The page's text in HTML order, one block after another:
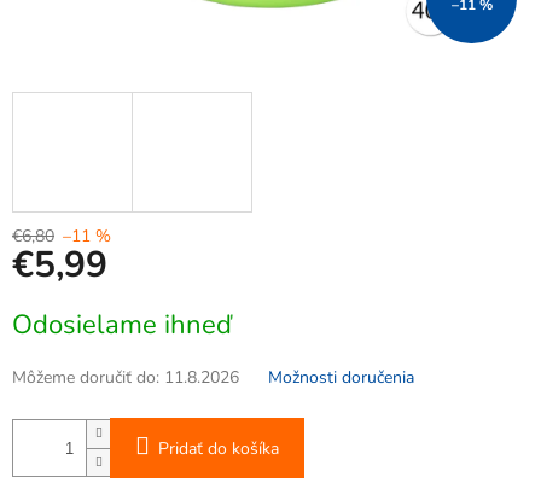
–11 %
€6,80 –11 %
€5,99
cena:
Odosielame ihneď
Môžeme doručiť do: 11.8.2026 Možnosti doručenia
Pridať do košíka